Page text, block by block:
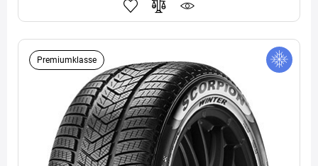
Premiumklasse